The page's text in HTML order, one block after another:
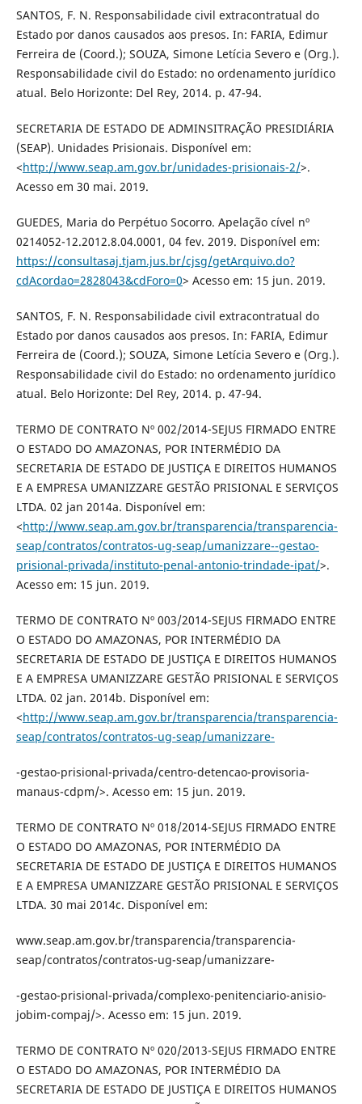
SANTOS, F. N. Responsabilidade civil extracontratual do
Estado por danos causados aos presos. In: FARIA, Edimur
Ferreira de (Coord.); SOUZA, Simone Letícia Severo e (Org.).
Responsabilidade civil do Estado: no ordenamento jurídico
atual. Belo Horizonte: Del Rey, 2014. p. 47-94.
SECRETARIA DE ESTADO DE ADMINSITRAÇÃO PRESIDIÁRIA
(SEAP). Unidades Prisionais. Disponível em:
<http://www.seap.am.gov.br/unidades-prisionais-2/>.
Acesso em 30 mai. 2019.
GUEDES, Maria do Perpétuo Socorro. Apelação cível nº
0214052-12.2012.8.04.0001, 04 fev. 2019. Disponível em:
https://consultasaj.tjam.jus.br/cjsg/getArquivo.do?
cdAcordao=2828043&cdForo=0> Acesso em: 15 jun. 2019.
SANTOS, F. N. Responsabilidade civil extracontratual do
Estado por danos causados aos presos. In: FARIA, Edimur
Ferreira de (Coord.); SOUZA, Simone Letícia Severo e (Org.).
Responsabilidade civil do Estado: no ordenamento jurídico
atual. Belo Horizonte: Del Rey, 2014. p. 47-94.
TERMO DE CONTRATO Nº 002/2014-SEJUS FIRMADO ENTRE
O ESTADO DO AMAZONAS, POR INTERMÉDIO DA
SECRETARIA DE ESTADO DE JUSTIÇA E DIREITOS HUMANOS
E A EMPRESA UMANIZZARE GESTÃO PRISIONAL E SERVIÇOS
LTDA. 02 jan 2014a. Disponível em:
<http://www.seap.am.gov.br/transparencia/transparencia-
seap/contratos/contratos-ug-seap/umanizzare--gestao-
prisional-privada/instituto-penal-antonio-trindade-ipat/>.
Acesso em: 15 jun. 2019.
TERMO DE CONTRATO Nº 003/2014-SEJUS FIRMADO ENTRE
O ESTADO DO AMAZONAS, POR INTERMÉDIO DA
SECRETARIA DE ESTADO DE JUSTIÇA E DIREITOS HUMANOS
E A EMPRESA UMANIZZARE GESTÃO PRISIONAL E SERVIÇOS
LTDA. 02 jan. 2014b. Disponível em:
<http://www.seap.am.gov.br/transparencia/transparencia-
seap/contratos/contratos-ug-seap/umanizzare-
-gestao-prisional-privada/centro-detencao-provisoria-
manaus-cdpm/>. Acesso em: 15 jun. 2019.
TERMO DE CONTRATO Nº 018/2014-SEJUS FIRMADO ENTRE
O ESTADO DO AMAZONAS, POR INTERMÉDIO DA
SECRETARIA DE ESTADO DE JUSTIÇA E DIREITOS HUMANOS
E A EMPRESA UMANIZZARE GESTÃO PRISIONAL E SERVIÇOS
LTDA. 30 mai 2014c. Disponível em:
www.seap.am.gov.br/transparencia/transparencia-
seap/contratos/contratos-ug-seap/umanizzare-
-gestao-prisional-privada/complexo-penitenciario-anisio-
jobim-compaj/>. Acesso em: 15 jun. 2019.
TERMO DE CONTRATO Nº 020/2013-SEJUS FIRMADO ENTRE
O ESTADO DO AMAZONAS, POR INTERMÉDIO DA
SECRETARIA DE ESTADO DE JUSTIÇA E DIREITOS HUMANOS